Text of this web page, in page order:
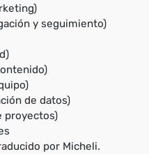
y seguimiento)
de datos)
proyectos)
por Micheli.